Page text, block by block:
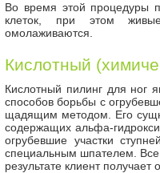
Во время этой процедуры
клеток, при этом
омолаживаются.
Кислотный
Кислотный пилинг для ног
способов борьбы с
щадящим методом. Его
содержащих альфа-
огрубевшие участки
специальным шпателем. Все
результате клиент